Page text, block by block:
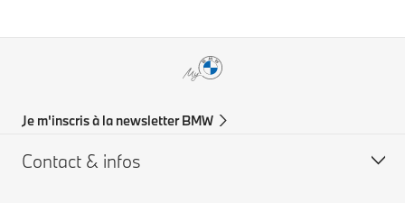
Je m'inscris à la newsletter BMW
Contact & infos